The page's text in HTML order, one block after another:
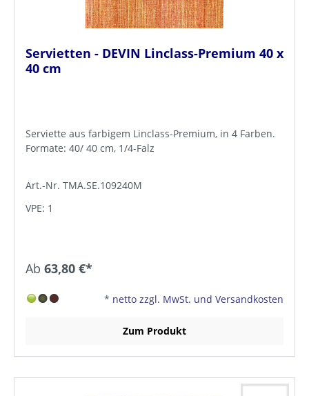
Servietten - DEVIN Linclass-Premium 40 x
40 cm
Serviette aus farbigem Linclass-Premium, in 4 Farben.
Formate: 40/ 40 cm, 1/4-Falz
Art.-Nr. TMA.SE.109240M
VPE: 1
Ab 63,80 €*
* netto zzgl. MwSt. und Versandkosten
Zum Produkt